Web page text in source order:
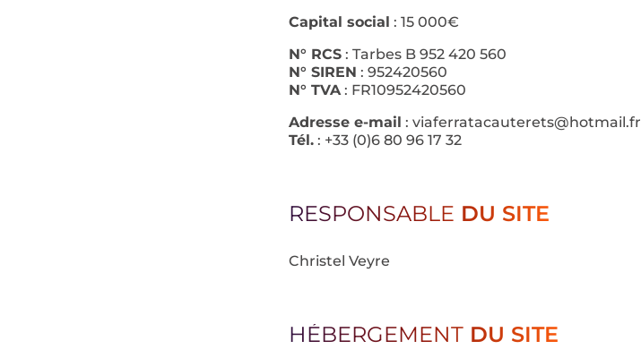
Capital social : 15 000€
N° RCS : Tarbes B 952 420 560
N° SIREN : 952420560
N° TVA: FR10952420560
Adresse e-mail : viaferratacauterets@hotmail.fr
Tél. : +33 (0)6 80 96 17 32
RESPONSABLE DU SITE
Christel Veyre
HÉBERGEMENT DU SITE